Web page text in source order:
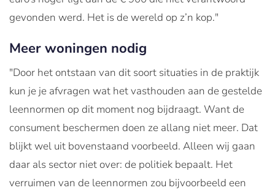
gevonden werd. Het is de wereld op z’n kop."
Meer woningen nodig
"Door het ontstaan van dit soort situaties in de praktijk
kun je je afvragen wat het vasthouden aan de gestelde
leennormen op dit moment nog bijdraagt. Want de
consument beschermen doen ze allang niet meer. Dat
blijkt wel uit bovenstaand voorbeeld. Alleen wij gaan
daar als sector niet over: de politiek bepaalt. Het
verruimen van de leennormen zou bijvoorbeeld een